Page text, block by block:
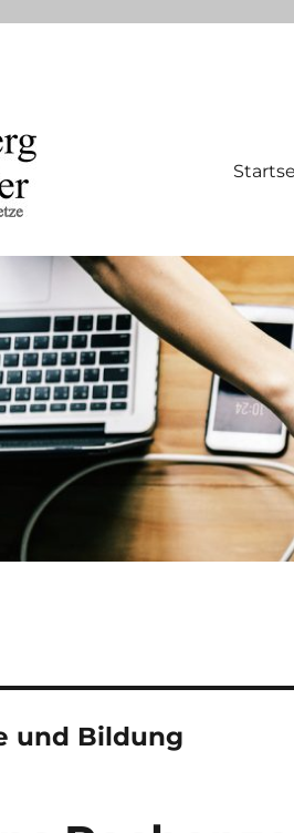
gbr |
und Bildung